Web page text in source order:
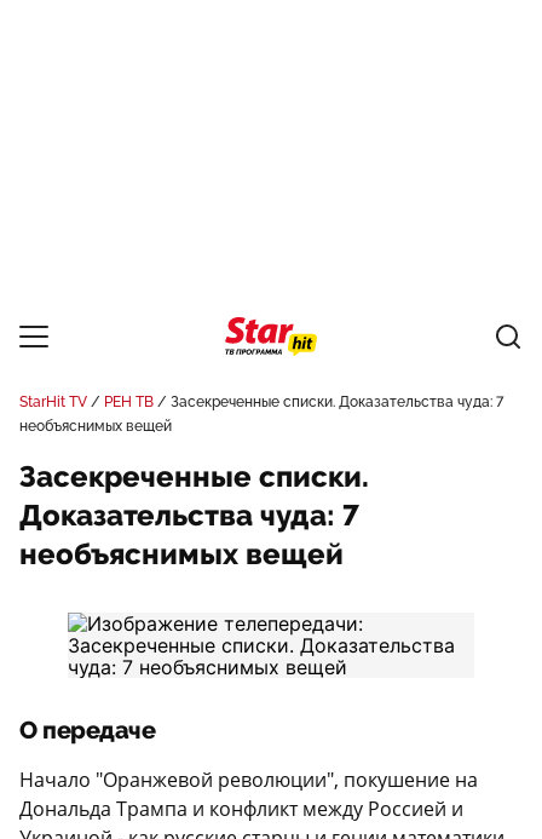
StarHit TV РЕН ТВ
Засекреченные списки. Доказательства чуда: 7
необъяснимых вещей
Засекреченные списки.
Доказательства чуда: 7
необъяснимых вещей
О передаче
Начало "Оранжевой революции", покушение на
Дональда Трампа и конфликт между Россией и